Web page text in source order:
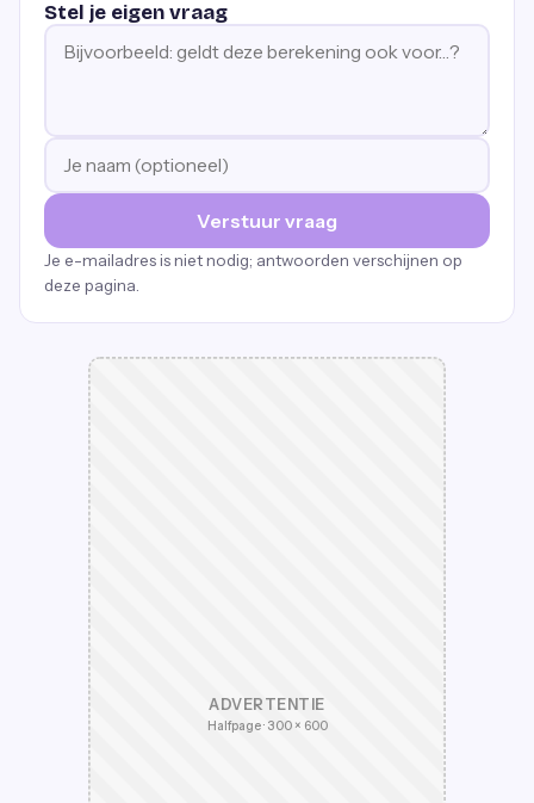
Stel je eigen vraag
Verstuur vraag
Je e-mailadres is niet nodig; antwoorden verschijnen op
deze pagina.
ADVERTENTIE
Halfpage · 300 × 600